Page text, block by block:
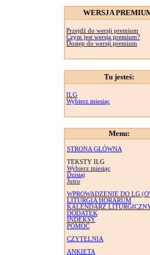
WERSJA
Przejdź do wersji premium
Czym jest wersja premium?
Dostęp do wersji premium
Tu jesteś:
ILG
Wybierz miesiąc
Menu:
STRONA GŁÓWNA
TEKSTY ILG
Wybierz miesiąc
Dzisiaj
Jutro
WPROWADZENIE DO LG
LITURGIA HORARUM
KALENDARZ
DODATEK
INDEKSY
POMOC
CZYTELNIA
ANKIETA